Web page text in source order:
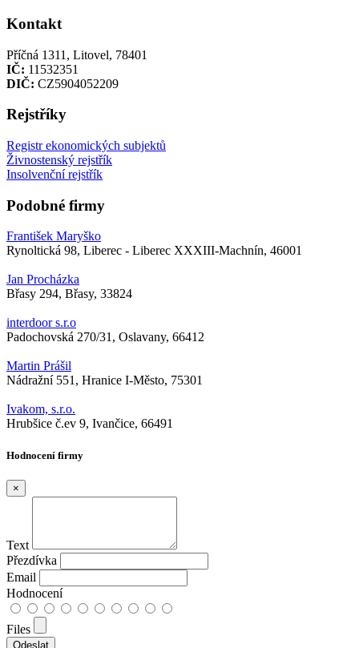
Kontakt
Příčná 1311, Litovel, 78401
IČ: 11532351
DIČ: CZ5904052209
Rejstříky
Registr ekonomických subjektů
Živnostenský rejstřík
Insolvenční rejstřík
Podobné firmy
František Maryško
Rynoltická 98, Liberec - Liberec XXXIII-Machnín, 46001
Jan Procházka
Břasy 294, Břasy, 33824
interdoor s.r.o
Padochovská 270/31, Oslavany, 66412
Martin Prášil
Nádražní 551, Hranice I-Město, 75301
Ivakom, s.r.o.
Hrubšice č.ev 9, Ivančice, 66491
Hodnocení firmy
×
Text
Přezdívka
Email
Hodnocení
Files